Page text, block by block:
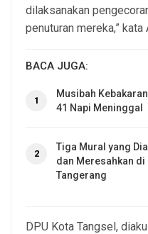
dilaksanakan
penuturan mereka,” kata
BACA JUGA:
1
Musibah
41 Napi Meninggal
2
Tiga Mural yang
dan Meresahkan di
Tangerang
DPU Kota Tangsel,